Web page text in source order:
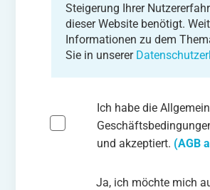
Steigerung Ihrer
dieser Website benötigt.
Informationen zu dem
Sie in unserer
Ich habe die
und akzeptiert. (AGB
Ja, ich möchte mich